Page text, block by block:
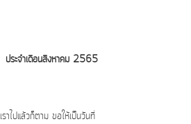
ประจำเดือนสิงหาคม 2565
ไปแล้วก็ตาม ขอให้เป็นวันที่